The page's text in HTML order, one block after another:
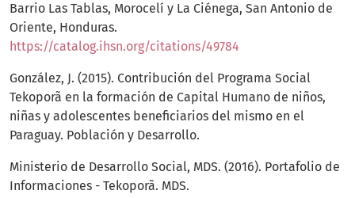
Barrio Las Tablas, Morocelí y La Ciénega, San Antonio de
Oriente, Honduras.
https://catalog.ihsn.org/citations/49784
González, J. (2015). Contribución del Programa Social
Tekoporã en la formación de Capital Humano de niños,
niñas y adolescentes beneficiarios del mismo en el
Paraguay. Población y Desarrollo.
Ministerio de Desarrollo Social, MDS. (2016). Portafolio de
Informaciones - Tekoporã. MDS.